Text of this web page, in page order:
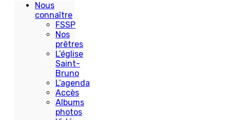
Nous
connaître
FSSP
Nos
prêtres
L’église
Saint-
Bruno
L’agenda
Accès
Albums
photos